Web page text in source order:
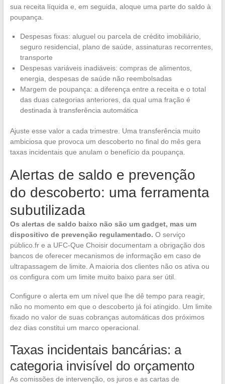
sua receita líquida e, em seguida, aloque uma parte do saldo à
poupança.
Despesas fixas: aluguel ou parcela de crédito imobiliário,
seguro residencial, plano de saúde, assinaturas recorrentes,
transporte
Despesas variáveis inadiáveis: compras de alimentos,
energia, despesas de saúde não reembolsadas
Margem de poupança: a diferença entre a receita e o total
das duas categorias anteriores, da qual uma fração é
destinada à transferência automática
Ajuste esse valor a cada trimestre. Uma transferência muito
ambiciosa que provoca um descoberto no final do mês gera
taxas incidentais que anulam o benefício da poupança.
Alertas de saldo e prevenção
do descoberto: uma ferramenta
subutilizada
Os alertas de saldo baixo não são um gadget, mas um
dispositivo de prevenção regulamentado. O serviço
público.fr e a UFC-Que Choisir documentam a obrigação dos
bancos de oferecer mecanismos de informação em caso de
ultrapassagem de limite. A maioria dos clientes não os ativa ou
os configura com um limite muito baixo para ser útil.
Configure o alerta em um nível que lhe dê tempo para reagir,
não no momento em que o descoberto já foi atingido. Um limite
fixado no valor de suas cobranças automáticas dos próximos
dez dias constitui um marco operacional.
Taxas incidentais bancárias: a
categoria invisível do orçamento
As comissões de intervenção, os juros e as cartas de